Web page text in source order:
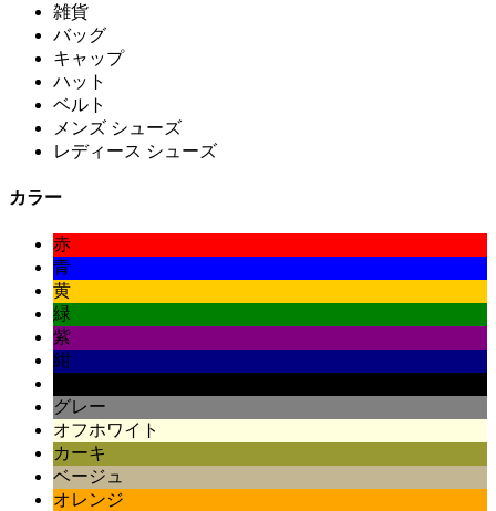
雑貨
バッグ
キャップ
ハット
ベルト
メンズ シューズ
レディース シューズ
カラー
赤
青
黄
緑
紫
紺
グレー
オフホワイト
カーキ
ベージュ
オレンジ